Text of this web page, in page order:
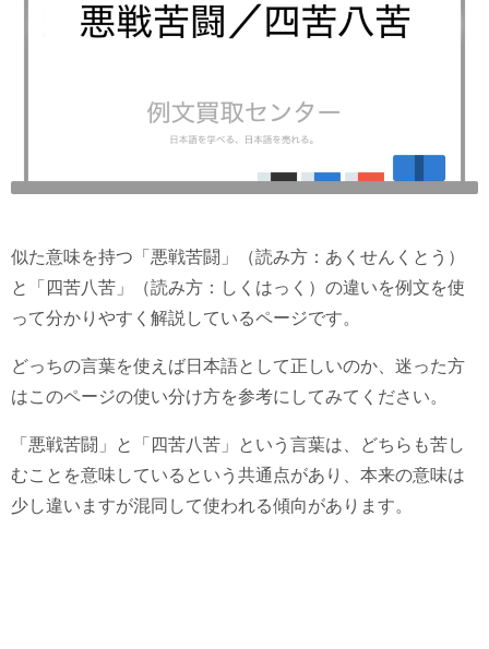
似た意味を持つ「悪戦苦闘」（読み方：あくせんくとう）
と「四苦八苦」（読み方：しくはっく）の違いを例文を使
って分かりやすく解説しているページです。
どっちの言葉を使えば日本語として正しいのか、迷った方
はこのページの使い分け方を参考にしてみてください。
「悪戦苦闘」と「四苦八苦」という言葉は、どちらも苦し
むことを意味しているという共通点があり、本来の意味は
少し違いますが混同して使われる傾向があります。